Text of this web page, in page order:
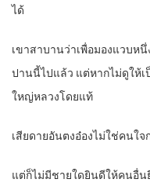
ได้
เขาสาบานว่าเพื่อมองแวบห
ปานนี้ไปแล้ว แต่หากไม่ดูให้
ใหญ่หลวงโดยแท้
เสียดายอันตงอ๋องไม่ใช่คนใจ
แต่ก็ไม่มีชายใดยินดีให้คนอื่